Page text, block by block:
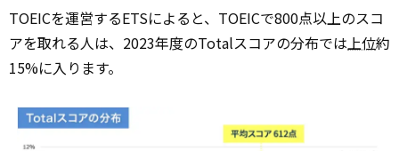
TOEICを運営するETSによると、TOEICで800点以上のスコ
アを取れる人は、2023年度のTotalスコアの分布では上位約
15%に入ります。